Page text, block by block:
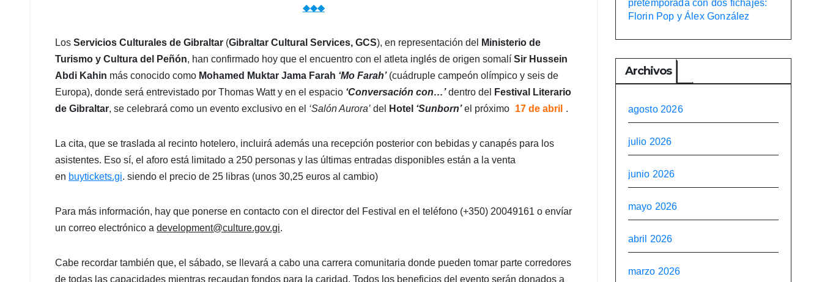
◆◆◆
Los Servicios Culturales de Gibraltar (Gibraltar Cultural Services, GCS), en representación del
Ministerio de
Turismo y Cultura del Peñón, han confirmado hoy que el encuentro con el atleta inglés de origen somalí Sir Hussein
Abdi Kahin más conocido como Mohamed Muktar Jama Farah ‘Mo Farah’(cuádruple campeón olímpico y seis de
Europa), donde será entrevistado por Thomas Watt y en el espacio ‘Conversación con…’dentro del
Festival Literario
de Gibraltar, se celebrará como un evento exclusivo en el ‘Salón Aurora’ del Hotel ‘Sunborn’el próximo 17 de abril .
La cita, que se traslada al recinto hotelero, incluirá además una recepción posterior con bebidas y canapés para los
asistentes. Eso sí, el aforo está limitado a 250 personas y las últimas entradas disponibles están a la venta
en buytickets.gi. siendo el precio de 25 libras (unos 30,25 euros al cambio)
Para más información, hay que ponerse en contacto con el director del Festival en el teléfono (+350) 20049161 o envíar
un correo electrónico a development@culture.gov.gi.
Cabe recordar también que, el sábado, se llevará a cabo una carrera comunitaria donde pueden tomar parte corredores
de todas las capacidades mientras recaudan fondos para la caridad. Todos los beneficios del evento serán donados a
pretemporada con dos fichajes:
Florin Pop y Álex González
Archivos
agosto 2026
julio 2026
junio 2026
mayo 2026
abril 2026
marzo 2026